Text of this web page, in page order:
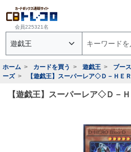
会員225321名
ホーム カードを買う 遊戯王 ブー
ーズ
【遊戯王】スーパーレア◇Ｄ－ＨＥ
【遊戯王】スーパーレア◇Ｄ－